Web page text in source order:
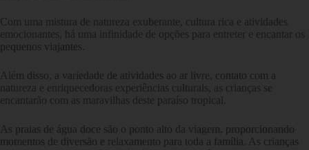
Com uma mistura de natureza exuberante, cultura rica e atividades
emocionantes, há uma infinidade de opções para entreter e encantar os
pequenos viajantes.
Além disso, a variedade de atividades ao ar livre, contato com a
natureza e enriquecedoras experiências culturais, as crianças se
encantarão com as maravilhas deste paraíso tropical.
As praias de água doce são o ponto alto da viagem, proporcionando
momentos de diversão e relaxamento para toda a família. As crianças